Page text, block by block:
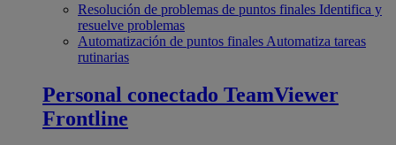
Resolución de problemas de puntos finales Identifica y
resuelve problemas
Automatización de puntos finales Automatiza tareas
rutinarias
Personal conectado TeamViewer
Frontline